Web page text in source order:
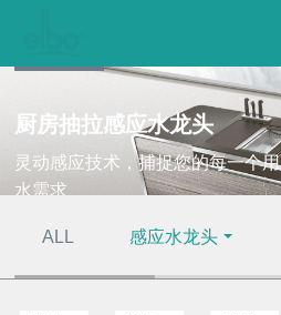
厨房抽拉感应水龙头
灵动感应技术，捕捉您的每一个用
水需求
ALL 感应水龙头